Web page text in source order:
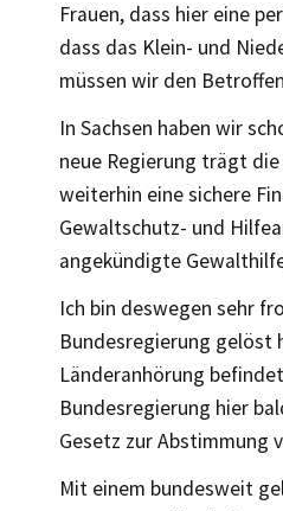
Frauen, dass hier eine
dass das Klein- und
müssen wir den
In Sachsen haben wir
neue Regierung trägt
weiterhin eine sichere
Gewaltschutz- und
angekündigte
Ich bin deswegen sehr
Bundesregierung gelöst
Länderanhörung
Bundesregierung hier
Gesetz zur Abstimmung
Mit einem bundesweit